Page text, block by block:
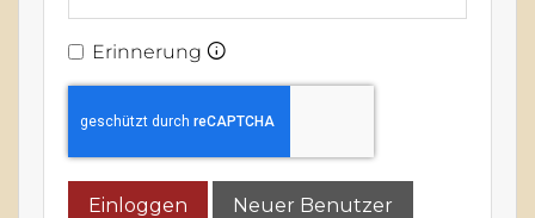
Erinnerung
Einloggen Neuer Benutzer